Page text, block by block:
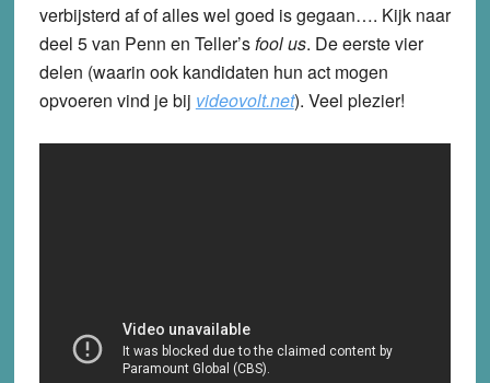
verbijsterd af of alles wel goed is gegaan…. Kijk naar
deel 5 van Penn en Teller’sfool us. De eerste vier
delen (waarin ook kandidaten hun act mogen
opvoeren vind je bij videovolt.net). Veel plezier!